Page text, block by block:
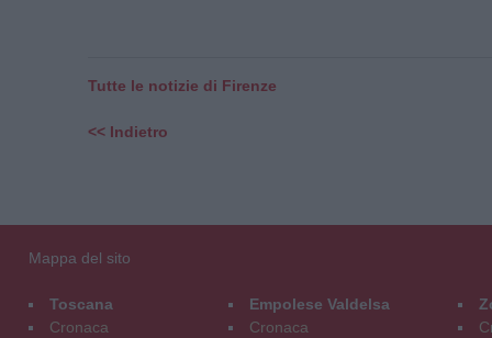
Tutte le notizie di Firenze
<< Indietro
Mappa del sito
Toscana
Cronaca
Empolese Valdelsa
Cronaca